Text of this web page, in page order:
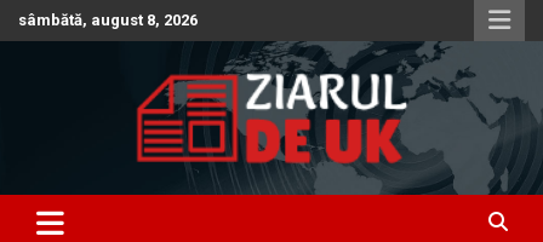
Skip
to
sâmbătă, august 8, 2026
Anunturi UK – Stiri UK – Ziarul
Anunturi – Stiri – Informatii Utile